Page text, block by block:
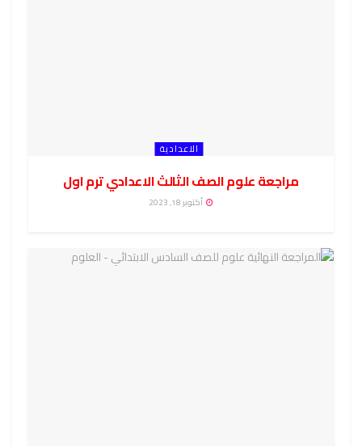
الاعدادية
مراجعة علوم الصف الثالث الاعدادي ترم اول
أكتوبر 18, 2023